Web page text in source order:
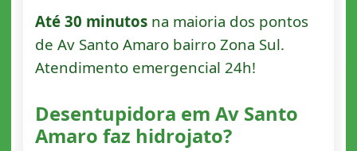
Até 30 minutosna maioria dos pontos
de Av Santo Amaro bairro Zona Sul.
Atendimento emergencial 24h!
Desentupidora em Av Santo
Amaro faz hidrojato?